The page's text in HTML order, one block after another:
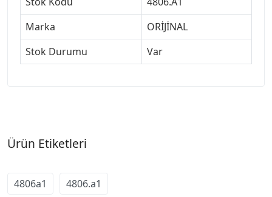
Marka
ORİJİNAL
Stok Durumu
Var
Ürün Etiketleri
4806a1 4806.a1